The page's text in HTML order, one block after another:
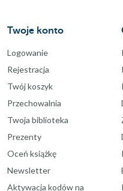
Twoje konto
Logowanie
Rejestracja
Twój koszyk
Przechowalnia
Twoja biblioteka
Prezenty
Oceń książkę
Newsletter
Aktywacja kodów na